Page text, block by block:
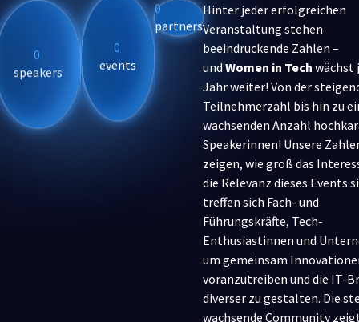
0
speakers
0
events
0
partners
Hinter jeder erfolgreichen
Veranstaltung stehen
beeindruckende Zahlen –
undWomen in Tech wächst
Jahr weiter! Von der
Teilnehmerzahl bis hin zu
wachsenden Anzahl
Speakerinnen! Unsere
zeigen, wie groß das
die Relevanz dieses Events
treffen sich Fach- und
Führungskräfte, Tech-
Enthusiastinnen und
um gemeinsam
voranzutreiben und die IT-
diverser zu gestalten. Die
wachsende Community